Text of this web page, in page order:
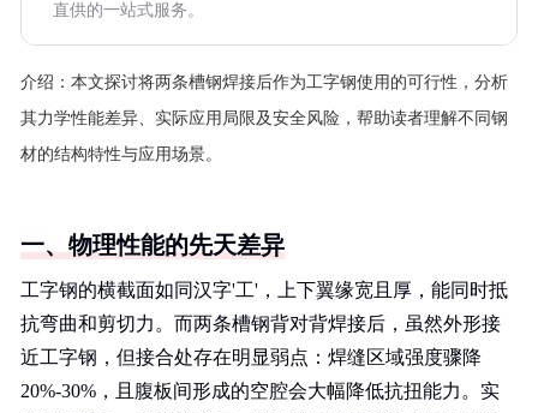
直供的一站式服务。
介绍： 本文探讨将两条槽钢焊接后作为工字钢使用的可行性，分析
其力学性能差异、实际应用局限及安全风险，帮助读者理解不同钢
材的结构特性与应用场景。
一、物理性能的先天差异
工字钢的横截面如同汉字'工'，上下翼缘宽且厚，能同时抵
抗弯曲和剪切力。而两条槽钢背对背焊接后，虽然外形接
近工字钢，但接合处存在明显弱点：焊缝区域强度骤降
20%-30%，且腹板间形成的空腔会大幅降低抗扭能力。实